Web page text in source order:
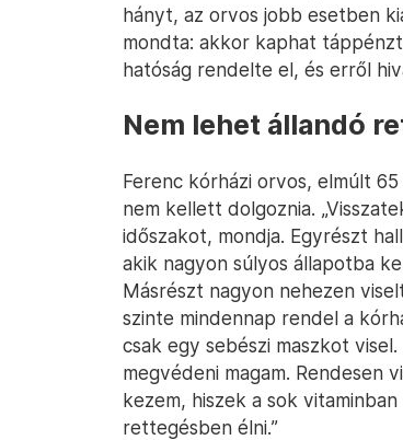
hányt, az orvos jobb esetben
mondta: akkor kaphat
hatóság rendelte el, és erről
Nem lehet állandó
Ferenc kórházi orvos, elmúlt
nem kellett dolgoznia.
időszakot, mondja. Egyrészt
akik nagyon súlyos állapotba
Másrészt nagyon nehezen
szinte mindennap rendel a
csak egy sebészi maszkot
megvédeni magam. Rendesen
kezem, hiszek a sok
rettegésben élni.”